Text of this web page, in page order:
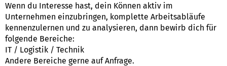
Wenn du Interesse hast, dein Können aktiv im
Unternehmen einzubringen, komplette Arbeitsabläufe
kennenzulernen und zu analysieren, dann bewirb dich für
folgende Bereiche:
IT / Logistik / Technik
Andere Bereiche gerne auf Anfrage.